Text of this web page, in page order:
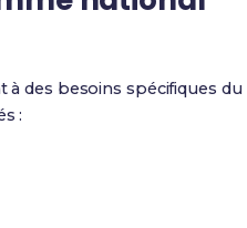
des besoins spécifiques du
: